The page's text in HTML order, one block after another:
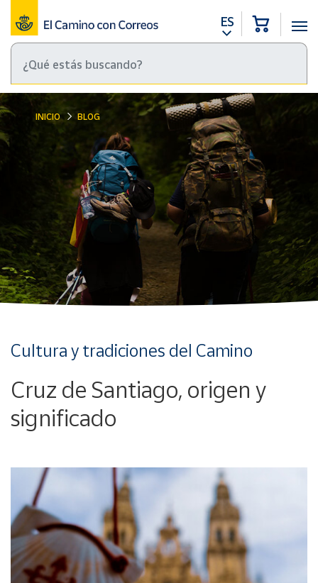
ES
INICIO BLOG
Cultura y tradiciones del Camino
Cruz de Santiago, origen y
significado